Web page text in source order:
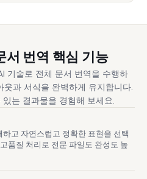
서 번역 핵심 기능
기술로 전체 문서 번역을 수행하
과 서식을 완벽하게 유지합니다.
는 결과물을 경험해 보세요.
고 자연스럽고 정확한 표현을 선택
품질 처리로 전문 파일도 완성도 높